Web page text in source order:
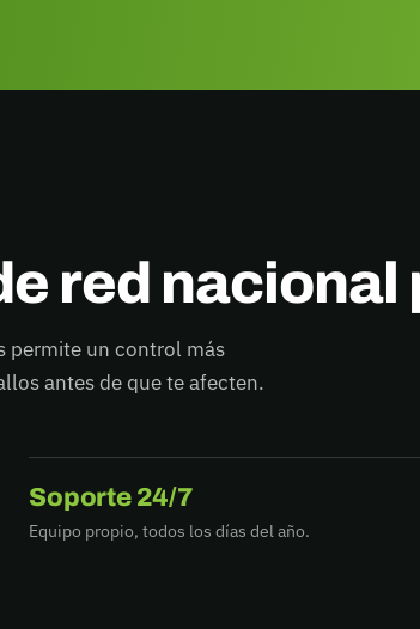
red nacional
permite un control más
antes de que te afecten.
Soporte 24/7
Equipo propio, todos los días del año.